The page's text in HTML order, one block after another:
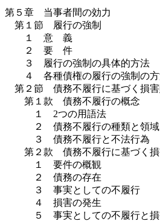
第５章 当事者間の効力
第１節 履行の強制
１ 意 義
２ 要 件
３ 履行の強制の具体的方法
４ 各種債権の履行の強制の方
第２節 債務不履行に基づく損害
第１款 債務不履行の概念
１ 2つの用語法
２ 債務不履行の種類と領域
３ 債務不履行と不法行為
第２款 債務不履行に基づく損
１ 要件の概観
２ 債務の存在
３ 事実としての不履行
４ 損害の発生
５ 事実としての不履行と損